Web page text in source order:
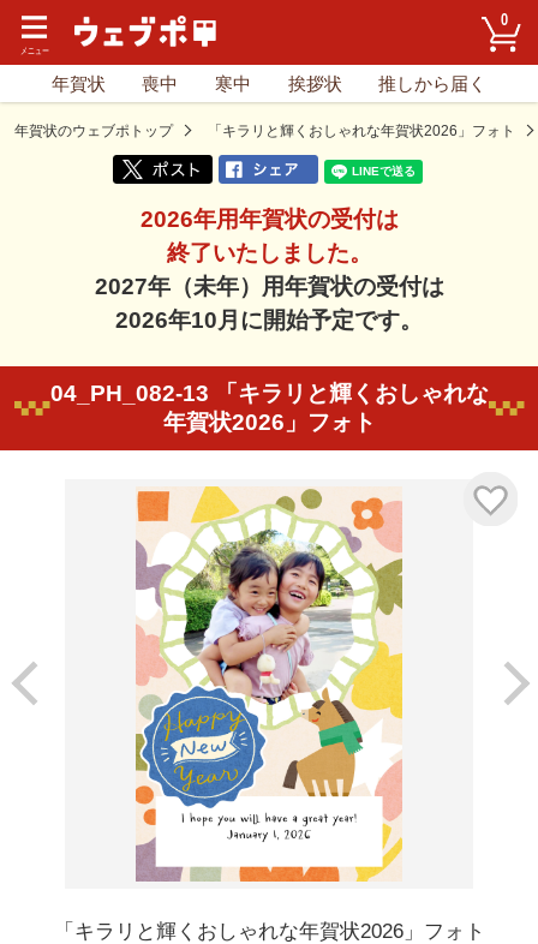
0
年賀状 喪中 寒中 挨拶状 推しから届く
年賀状のウェブポトップ 「キラリと輝くおしゃれな年賀状2026」フォト
2026年用年賀状の受付は
終了いたしました。
2027年（未年）用年賀状の受付は
2026年10月に開始予定です。
04_PH_082-13 「キラリと輝くおしゃれな
年賀状2026」フォト
「キラリと輝くおしゃれな年賀状2026」フォト